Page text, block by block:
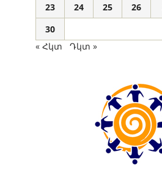
23
24 25 26
30
« Հկտ
Դկտ »